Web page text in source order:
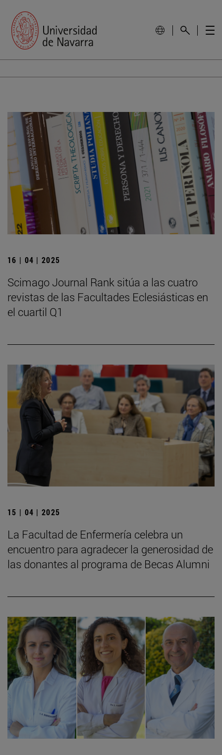
16 | 04 | 2025
Scimago Journal Rank sitúa a las cuatro
revistas de las Facultades Eclesiásticas en
el cuartil Q1
15 | 04 | 2025
La Facultad de Enfermería celebra un
encuentro para agradecer la generosidad de
las donantes al programa de Becas Alumni